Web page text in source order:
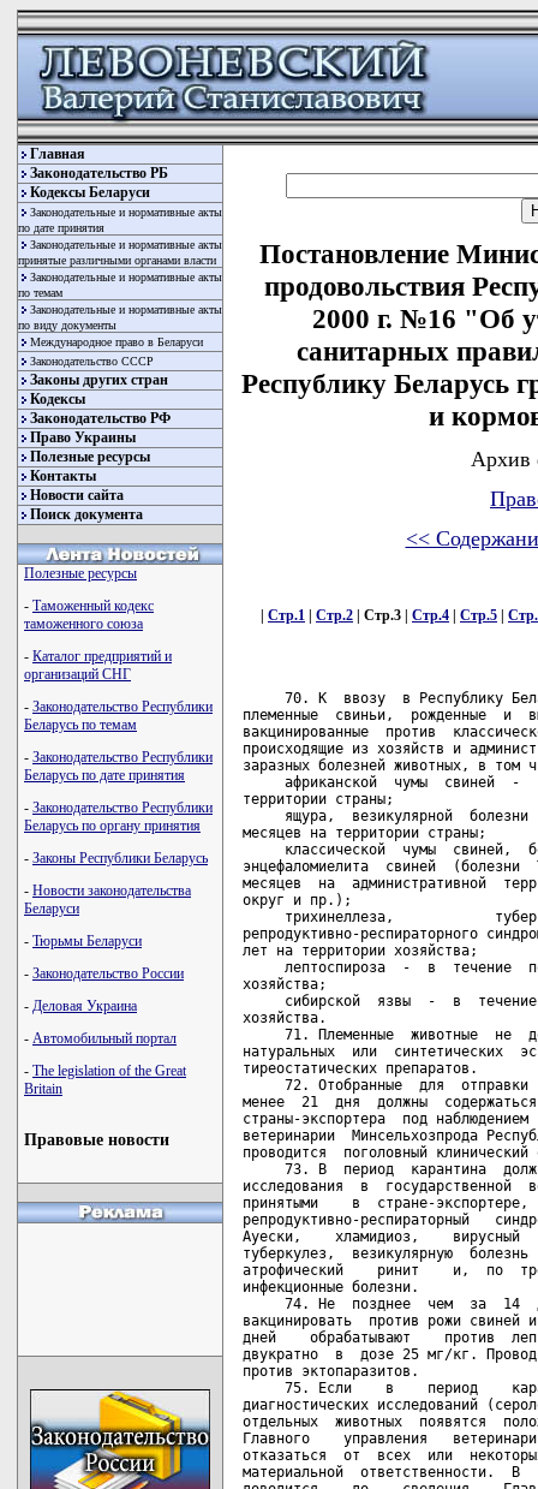
Главная
Законодательство РБ
Кодексы Беларуси
Законодательные и нормативные акты
по дате принятия
Законодательные и нормативные акты
принятые различными органами власти
Законодательные и нормативные акты
по темам
Законодательные и нормативные акты
по виду документы
Международное право в Беларуси
Законодательство СССР
Законы других стран
Кодексы
Законодательство РФ
Право Украины
Полезные ресурсы
Контакты
Новости сайта
Поиск документа
Полезные ресурсы
- Таможенный кодекс
таможенного союза
- Каталог предприятий и
организаций СНГ
- Законодательство Республики
Беларусь по темам
- Законодательство Республики
Беларусь по дате принятия
- Законодательство Республики
Беларусь по органу принятия
- Законы Республики Беларусь
- Новости законодательства
Беларуси
- Тюрьмы Беларуси
- Законодательство России
- Деловая Украина
- Автомобильный портал
- The legislation of the Great
Britain
Правовые новости
Постановление
продовольствия
2000 г. №16 "Об
санитарных
Республику Беларусь
и
Архив
<<
Стр.1 Стр.2 | Стр.3 | Стр.4 Стр.5
70. К  ввозу  в Республику Беларусь должны допускаться здоровые
племенные  свиньи,  рожденные  и  выращенные в стране-экспортере, не
вакцинированные  против  классической  чумы свиней и болезни Ауески,
происходящие из хозяйств и административных территорий, свободных от
заразных болезней животных, в том числе:
     африканской  чумы  свиней  -  в  течение  последних  3  лет  на
территории страны;
     ящура,  везикулярной  болезни  свиней  - в течение последних 12
месяцев на территории страны;
     классической  чумы  свиней,  болезни  Ауески,   энтеровирусного
энцефаломиелита  свиней  (болезни  Тешена)  - в течение последних 12
месяцев  на  административной  территории  (штат,  провинция, земля,
округ и пр.);
     трихинеллеза,            туберкулеза,               бруцеллеза,
репродуктивно-респираторного синдрома свиней - в течение последних 3
лет на территории хозяйства;
     лептоспироза  -  в  течение  последних  3 месяцев на территории
хозяйства;
     сибирской  язвы  -  в  течение  последних 20 дней на территории
хозяйства.
     71. Племенные  животные  не  должны  подвергаться   воздействию
натуральных  или  синтетических  эстрогенных, гормональных веществ и
тиреостатических препаратов.
     72. Отобранные  для  отправки в Республику Беларусь животные не
менее  21  дня  должны  содержаться на специальных карантинных базах
страны-экспортера  под наблюдением представителя Главного управления
ветеринарии  Минсельхозпрода Республики Беларусь. Во время карантина
проводится  поголовный клинический осмотр с ежедневной термометрией.
     73. В  период  карантина  должны  проводиться   диагностические
исследования  в  государственной  ветеринарной лаборатории методами,
принятыми    в  стране-экспортере,  на  классическую  чуму   свиней,
репродуктивно-респираторный   синдром  свиней,  бруцеллез,   болезнь
Ауески,    хламидиоз,    вирусный    трансмиссивный   гастроэнтерит,
туберкулез,  везикулярную  болезнь  свиней,  парвовирусную инфекцию,
атрофический    ринит    и,  по  требованию  импортера,  на   другие
инфекционные болезни.
     74. Не  позднее  чем  за  14  дней  до  отправки  свиней должны
вакцинировать  против рожи свиней инактивированной вакциной. За 2-14
дней    обрабатывают    против  лептоспироза   дигидрострептомицином
двукратно  в  дозе 25 мг/кг. Проводятся дегельминтизация и обработка
против эктопаразитов.
     75. Если    в    период    карантинирования    по   результатам
диагностических исследований (серологические, аллергические и др.) у
отдельных  животных  появятся  положительные  реакции, представитель
Главного    управления   ветеринарии  Минсельхозпрода  имеет   право
отказаться  от  всех  или  некоторых  животных,  не  неся  при  этом
материальной  ответственности.  В  этом случае информация немедленно
доводится    до    сведения    Главного    управления    ветеринарии
Минсельхозпрода.
     76. Транспортные    средства    должны    обрабатываться      и
подготавливаться  в  соответствии  с  принятыми  в стране-экспортере
правилами.
     77. Выполнение  условий, указанных в настоящих Правилах, должно
быть  полностью  подтверждено ветеринарным сертификатом, подписанным
государственным ветеринарным врачом страны-экспортера и составленным
на  языке  страны-экспортера,  белорусском  или  русском  языке,   с
указанием даты диагностических исследований и прививок.
     78. Отгрузка   животных  в  Республику  Беларусь  должна   быть
осуществлена  только  после получения импортером разрешения Главного
управления ветеринарии Минсельхозпрода.
     79. Инспекционный    контроль    за  возможностью  поставки   в
Республику  Беларусь экспортируемого скота силами своих ветеринарных
специалистов    осуществляет    Главное    управление    ветеринарии
Минсельхозпрода.
     80. После    поставки  на  территорию  Республики  Беларусь   и
прохождения  государственного  пограничного  ветеринарного  контроля
свиньи  должны размещаться в карантин сроком на 30 дней в специально
подготовленные    помещения,   в  этот  период  должны   проводиться
необходимые    диагностические    исследования    под      контролем
территориальной  государственной ветеринарной службы. В соответствии
с  планом  противоэпизоотических мероприятий для конкретного региона
проводят профилактическую иммунизацию.

       Глава 8. Ветеринарно-санитарные требования при импорте
                в Республику Беларусь спермы хряков

     81. К  ввозу  в  Республику  Беларусь должна допускаться сперма
хряков,   полученная  на  предприятиях  искусственного   осеменения,
находящихся  под  постоянным  контролем государственной ветеринарной
службы страны-экспортера.
     82. Сперма  должна происходить с предприятия (станции, центра и
пр.) и административной территории, официально свободных от заразных
болезней животных, в том числе:
     африканской  чумы  свиней  -  в  течение  последних  3  лет  на
территории страны;
     ящура,  везикулярной  болезни  свиней  - в течение последних 12
месяцев на территории страны;
     классической  чумы